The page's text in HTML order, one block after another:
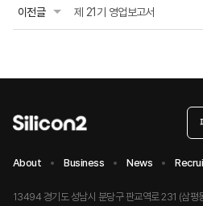
이전글 제 21기 영업보고서
About Business News
13494 경기도 성남시 분당구 판교역로 231 (삼